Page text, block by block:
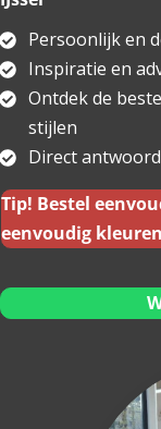
Persoonlijk en
Inspiratie en
Ontdek de
stijlen
Direct
Tip! Bestel
eenvoudig